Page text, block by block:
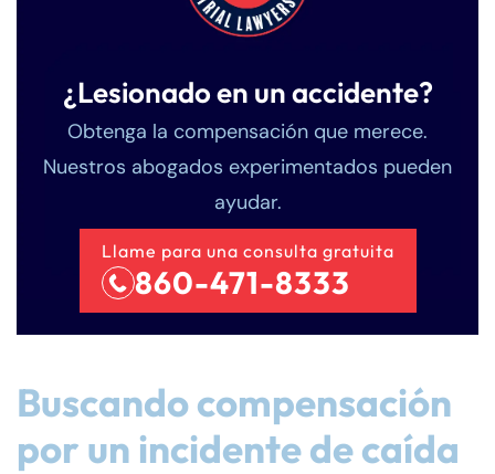
¿Lesionado en un accidente?
Obtenga la compensación que merece.
Nuestros abogados experimentados pueden
ayudar.
Llame para una consulta gratuita
860-471-8333
Buscando compensación
por un incidente de caída